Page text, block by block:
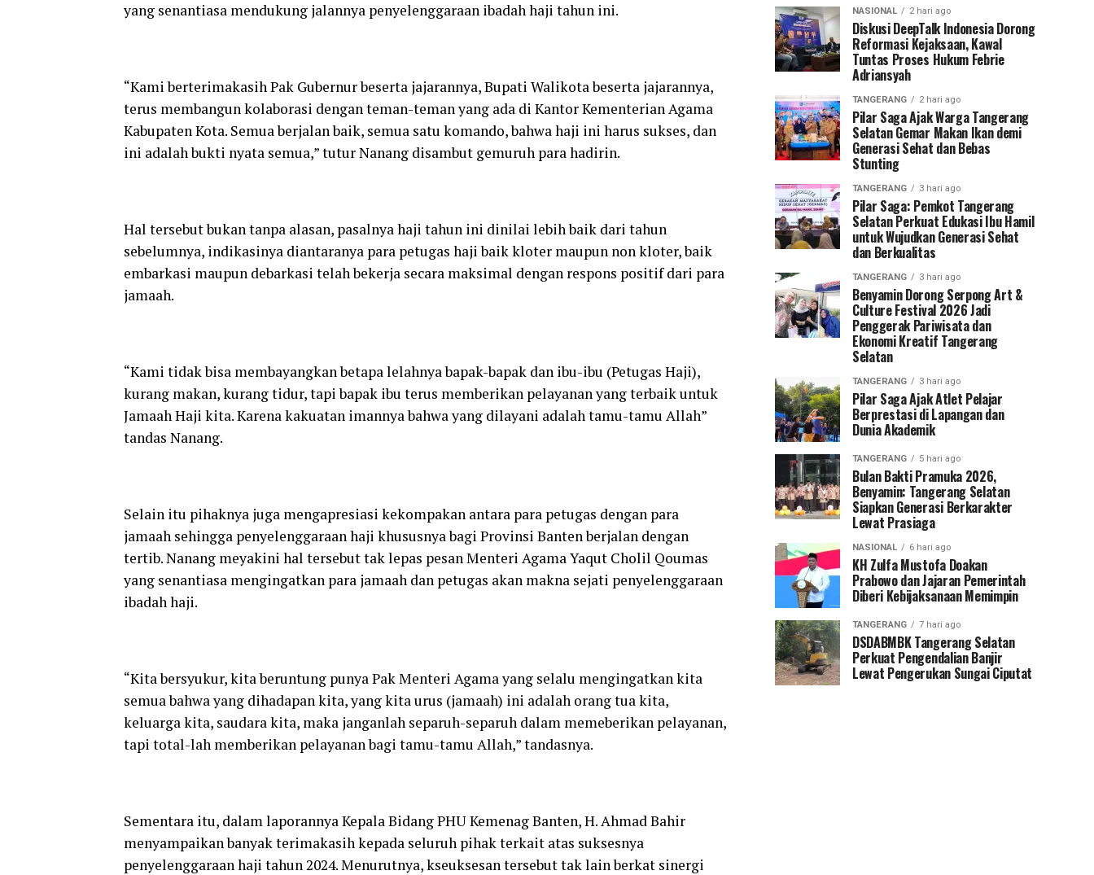
yang senantiasa mendukung jalannya penyelenggaraan ibadah haji tahun ini.
“Kami berterimakasih Pak Gubernur beserta jajarannya, Bupati Walikota beserta jajarannya,
terus membangun kolaborasi dengan teman-teman yang ada di Kantor Kementerian Agama
Kabupaten Kota. Semua berjalan baik, semua satu komando, bahwa haji ini harus sukses, dan
ini adalah bukti nyata semua,” tutur Nanang disambut gemuruh para hadirin.
Hal tersebut bukan tanpa alasan, pasalnya haji tahun ini dinilai lebih baik dari tahun
sebelumnya, indikasinya diantaranya para petugas haji baik kloter maupun non kloter, baik
embarkasi maupun debarkasi telah bekerja secara maksimal dengan respons positif dari para
jamaah.
“Kami tidak bisa membayangkan betapa lelahnya bapak-bapak dan ibu-ibu (Petugas Haji),
kurang makan, kurang tidur, tapi bapak ibu terus memberikan pelayanan yang terbaik untuk
Jamaah Haji kita. Karena kakuatan imannya bahwa yang dilayani adalah tamu-tamu Allah”
tandas Nanang.
Selain itu pihaknya juga mengapresiasi kekompakan antara para petugas dengan para
jamaah sehingga penyelenggaraan haji khususnya bagi Provinsi Banten berjalan dengan
tertib. Nanang meyakini hal tersebut tak lepas pesan Menteri Agama Yaqut Cholil Qoumas
yang senantiasa mengingatkan para jamaah dan petugas akan makna sejati penyelenggaraan
ibadah haji.
“Kita bersyukur, kita beruntung punya Pak Menteri Agama yang selalu mengingatkan kita
semua bahwa yang dihadapan kita, yang kita urus (jamaah) ini adalah orang tua kita,
keluarga kita, saudara kita, maka janganlah separuh-separuh dalam memeberikan pelayanan,
tapi total-lah memberikan pelayanan bagi tamu-tamu Allah,” tandasnya.
Sementara itu, dalam laporannya Kepala Bidang PHU Kemenag Banten, H. Ahmad Bahir
menyampaikan banyak terimakasih kepada seluruh pihak terkait atas suksesnya
penyelenggaraan haji tahun 2024. Menurutnya, kseuksesan tersebut tak lain berkat sinergi
NASIONAL 2 hari ago
Diskusi DeepTalk Indonesia Dorong
Reformasi Kejaksaan, Kawal
Tuntas Proses Hukum Febrie
Adriansyah
TANGERANG 2 hari ago
Pilar Saga Ajak Warga Tangerang
Selatan Gemar Makan Ikan demi
Generasi Sehat dan Bebas
Stunting
TANGERANG 3 hari ago
Pilar Saga: Pemkot Tangerang
Selatan Perkuat Edukasi Ibu Hamil
untuk Wujudkan Generasi Sehat
dan Berkualitas
TANGERANG 3 hari ago
Benyamin Dorong Serpong Art &
Culture Festival 2026 Jadi
Penggerak Pariwisata dan
Ekonomi Kreatif Tangerang
Selatan
TANGERANG 3 hari ago
Pilar Saga Ajak Atlet Pelajar
Berprestasi di Lapangan dan
Dunia Akademik
TANGERANG 5 hari ago
Bulan Bakti Pramuka 2026,
Benyamin: Tangerang Selatan
Siapkan Generasi Berkarakter
Lewat Prasiaga
NASIONAL 6 hari ago
KH Zulfa Mustofa Doakan
Prabowo dan Jajaran Pemerintah
Diberi Kebijaksanaan Memimpin
TANGERANG 7 hari ago
DSDABMBK Tangerang Selatan
Perkuat Pengendalian Banjir
Lewat Pengerukan Sungai Ciputat